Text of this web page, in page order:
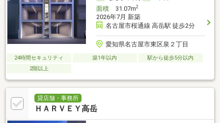
面積31.07m2
2026年7月 新築
名古屋市桜通線 高岳駅 徒歩2分
愛知県名古屋市東区泉２丁目
24時間セキュリティ 築1年以内
駅から徒歩5分以内
2階以上
貸店舗・事務所
ＨＡＲＶＥＹ高岳